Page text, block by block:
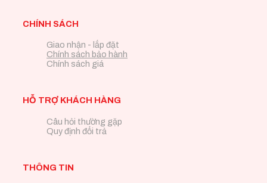
CHÍNH SÁCH
Giao nhận - lắp đặt
Chính sách bảo hành
Chính sách giá
HỖ TRỢ KHÁCH HÀNG
Câu hỏi thường gặp
Quy định đổi trả
THÔNG TIN